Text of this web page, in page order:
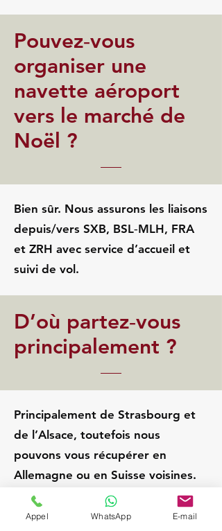
Pouvez‑vous
organiser une
navette aéroport
vers le marché de
Noël ?
Bien sûr. Nous assurons les liaisons
depuis/vers SXB, BSL‑MLH, FRA
et ZRH avec service d’accueil et
suivi de vol.
D’où partez‑vous
principalement ?
Principalement de Strasbourg et
de l’Alsace, toutefois nous
pouvons vous récupérer en
Allemagne ou en Suisse voisines.
Offenburg
Appel WhatsApp E-mail